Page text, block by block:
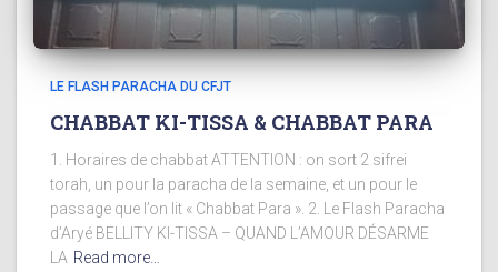
LE FLASH PARACHA DU CFJT
CHABBAT KI-TISSA & CHABBAT PARA
1. Horaires de chabbat ATTENTION : on sort 2 sifrei
torah, un pour la paracha de la semaine, et un pour le
passage que l’on lit « Chabbat Para ». 2. Le Flash Paracha
d’Aryé BELLITY KI-TISSA – QUAND L’AMOUR DÉSARME
LA Read more…